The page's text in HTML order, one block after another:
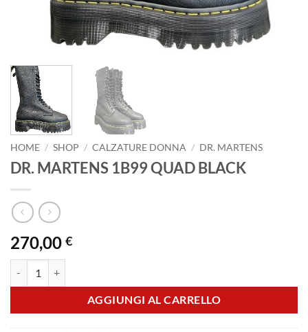
HOME / SHOP / CALZATURE DONNA / DR. MARTENS
DR. MARTENS 1B99 QUAD BLACK
270,00 €
AGGIUNGI AL CARRELLO